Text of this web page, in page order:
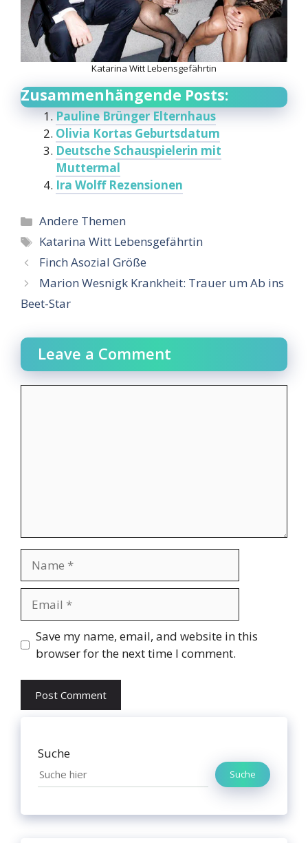
Katarina Witt Lebensgefährtin
Zusammenhängende Posts:
Pauline Brünger Elternhaus
Olivia Kortas Geburtsdatum
Deutsche Schauspielerin mit
Muttermal
Ira Wolff Rezensionen
Categories
Andere Themen
Tags
Katarina Witt Lebensgefährtin
Finch Asozial Größe
Marion Wesnigk Krankheit: Trauer um Ab ins
Beet-Star
Leave a Comment
Website
Save my name, email, and website in this
browser for the next time I comment.
Suche
Suche